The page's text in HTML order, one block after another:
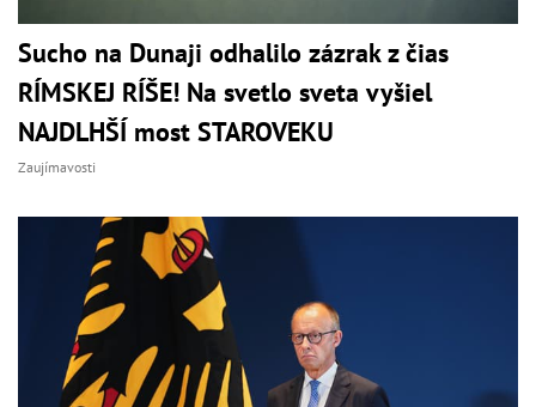
Sucho na Dunaji odhalilo zázrak z čias
RÍMSKEJ RÍŠE! Na svetlo sveta vyšiel
NAJDLHŠÍ most STAROVEKU
Zaujímavosti